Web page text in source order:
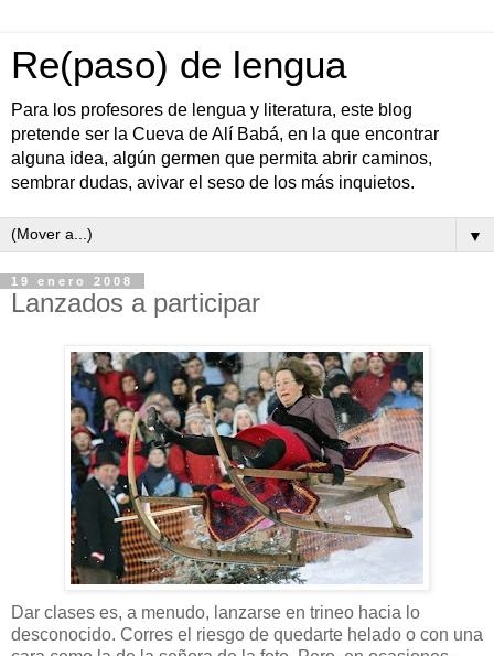
Re(paso) de lengua
Para los profesores de lengua y literatura, este blog
pretende ser la Cueva de Alí Babá, en la que encontrar
alguna idea, algún germen que permita abrir caminos,
sembrar dudas, avivar el seso de los más inquietos.
▼
19 enero 2008
Lanzados a participar
Dar clases es, a menudo, lanzarse en trineo hacia lo
desconocido. Corres el riesgo de quedarte helado o con una